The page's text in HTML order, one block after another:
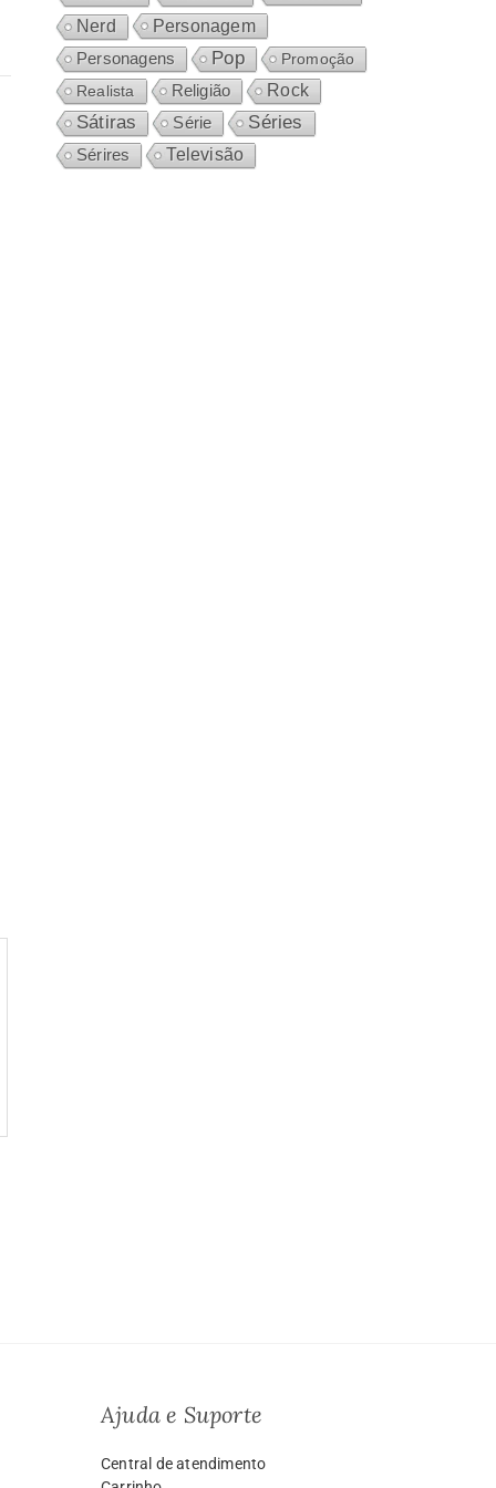
Nerd Personagem
Personagens Pop
Promoção
Realista
Religião Rock
Sátiras Série Séries
Sérires Televisão
Ajuda e Suporte
Central de atendimento